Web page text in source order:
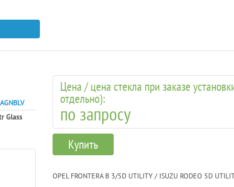
Glass
Цена / цена стекла при заказе
отдельно):
по запросу
Купить
OPEL FRONTERA B 3/5D UTILITY / ISUZU RODEO 5D